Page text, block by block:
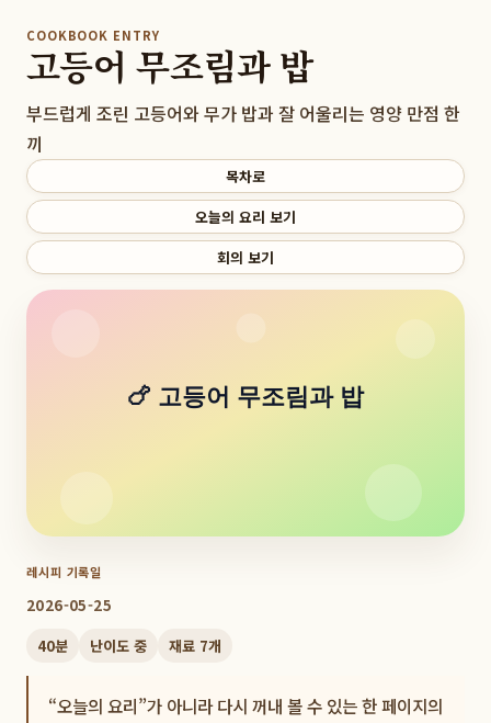
COOKBOOK ENTRY
고등어 무조림과 밥
부드럽게 조린 고등어와 무가 밥과 잘 어울리는 영양 만점 한
끼
목차로
오늘의 요리 보기
회의 보기
레시피 기록일
2026-05-25
40분 난이도 중 재료 7개
“오늘의 요리”가 아니라 다시 꺼내 볼 수 있는 한 페이지의